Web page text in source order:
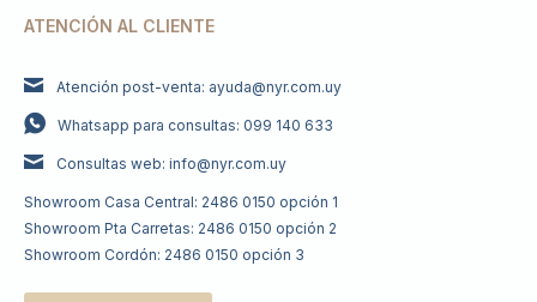
ATENCIÓN AL CLIENTE
Atención post-venta: ayuda@nyr.com.uy
Whatsapp para consultas: 099 140 633
Consultas web: info@nyr.com.uy
Showroom Casa Central: 2486 0150 opción 1
Showroom Pta Carretas: 2486 0150 opción 2
Showroom Cordón: 2486 0150 opción 3